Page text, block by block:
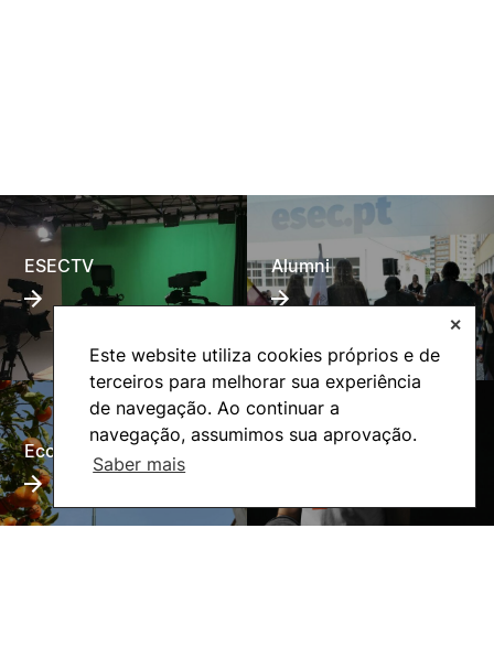
Este website utiliza cookies próprios e de
terceiros para melhorar sua experiência
de navegação. Ao continuar a
navegação, assumimos sua aprovação.
Saber mais
✕
ESECTV Alumni
Eco-Escola Internacional